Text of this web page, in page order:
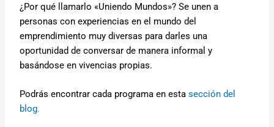
¿Por qué llamarlo «Uniendo Mundos»? Se unen a
personas con experiencias en el mundo del
emprendimiento muy diversas para darles una
oportunidad de conversar de manera informal y
basándose en vivencias propias.
Podrás encontrar cada programa en esta sección del
blog.